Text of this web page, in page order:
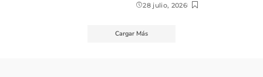
28 julio, 2026
Cargar Más